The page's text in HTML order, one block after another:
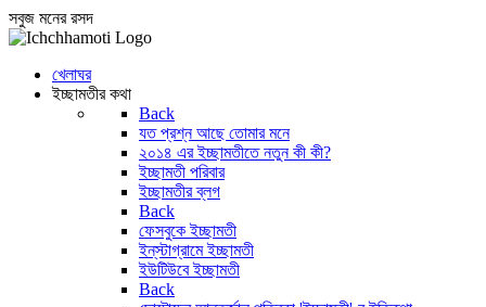
সবুজ মনের রসদ
খেলাঘর
ইচ্ছামতীর কথা
Back
যত প্রশ্ন আছে তোমার মনে
২০১৪ এর ইচ্ছামতীতে নতুন কী কী?
ইচ্ছামতী পরিবার
ইচ্ছামতীর ব্লগ
Back
ফেসবুকে ইচ্ছামতী
ইন্‌স্টাগ্রামে ইচ্ছামতী
ইউটিউবে ইচ্ছামতী
Back